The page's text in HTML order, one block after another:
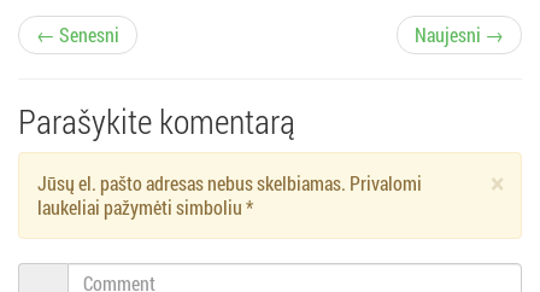
Į
r
a
ų
← Senesni Naujesni →
Parašykite komentarą
×
Jūsų el. pašto adresas nebus skelbiamas. Privalomi
laukeliai pažymėti simboliu*
Comment